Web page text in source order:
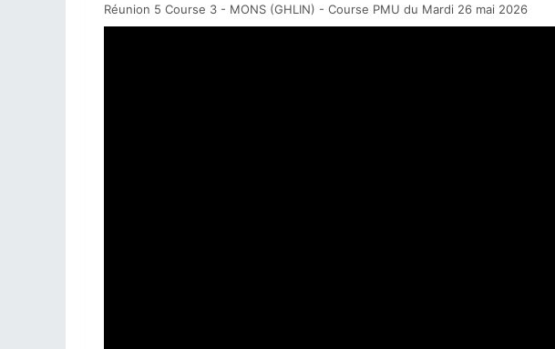
Réunion 5 Course 3 - MONS (GHLIN) - Course PMU du Mardi 26 mai 2026